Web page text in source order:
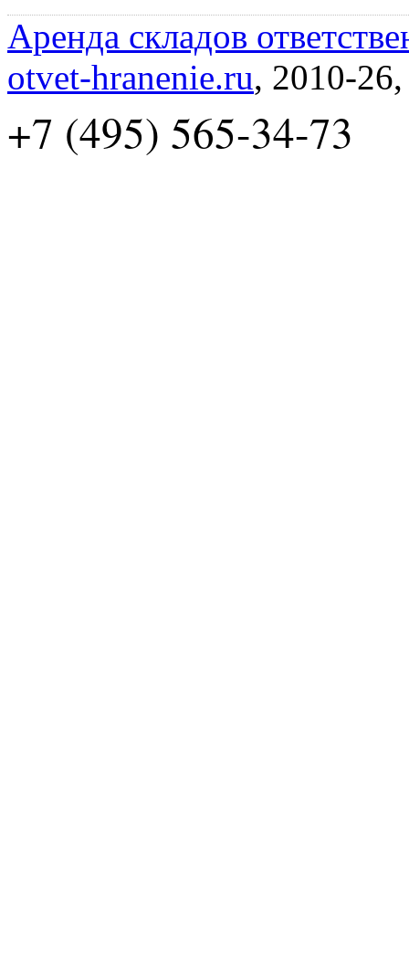
Аренда складов
otvet-hranenie.ru, 2010-
+7 (495) 565-34-73